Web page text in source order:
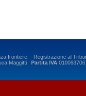
frontiere. - Registrazione al
Maggitti Partita IVA